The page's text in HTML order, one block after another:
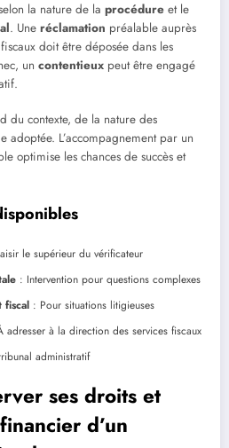
la nature de la procédure et le
. Une réclamation préalable auprès
doit être déposée dans les
un contentieux peut être engagé
du contexte, de la nature des
adoptée. L’accompagnement par un
optimise les chances de succès et
le supérieur du vérificateur
: Intervention pour questions complexes
fiscal : Pour situations litigieuses
adresser à la direction des services fiscaux
administratif
ses droits et
d’un